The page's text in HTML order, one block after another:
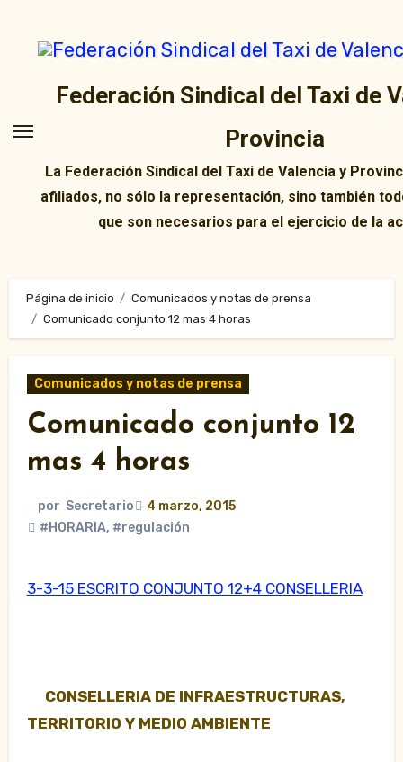
contenido
Federación Sindical del Taxi de
Provincia
La Federación Sindical del Taxi de Valencia y
afiliados, no sólo la representación, sino también
que son necesarios para el ejercicio de la
Página de inicio
Comunicados y notas de prensa
Comunicado conjunto 12 mas 4 horas
Comunicados y notas de prensa
Comunicado conjunto 12
mas 4 horas
por Secretario
4 marzo, 2015
#HORARIA, #regulación
3-3-15 ESCRITO CONJUNTO 12+4 CONSELLERIA
CONSELLERIA DE INFRAESTRUCTURAS,
TERRITORIO Y MEDIO AMBIENTE